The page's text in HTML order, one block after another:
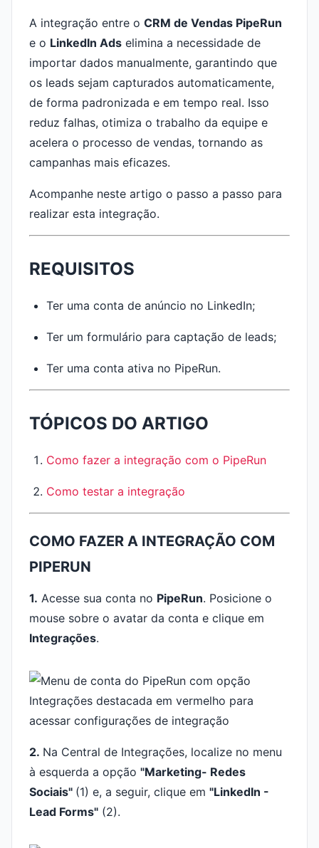
A integração entre o CRM de Vendas PipeRun
e o LinkedIn Ads elimina a necessidade de
importar dados manualmente, garantindo que
os leads sejam capturados automaticamente,
de forma padronizada e em tempo real. Isso
reduz falhas, otimiza o trabalho da equipe e
acelera o processo de vendas, tornando as
campanhas mais eficazes.
Acompanhe neste artigo o passo a passo para
realizar esta integração.
REQUISITOS
Ter uma conta de anúncio no LinkedIn;
Ter um formulário para captação de leads;
Ter uma conta ativa no PipeRun.
TÓPICOS DO ARTIGO
Como fazer a integração com o PipeRun
Como testar a integração
COMO FAZER A INTEGRAÇÃO COM
PIPERUN
1. Acesse sua conta no PipeRun. Posicione o
mouse sobre o avatar da conta e clique em
Integrações.
2. Na Central de Integrações, localize no menu
à esquerda a opção "Marketing- Redes
Sociais" (1) e, a seguir, clique em "LinkedIn -
Lead Forms" (2).